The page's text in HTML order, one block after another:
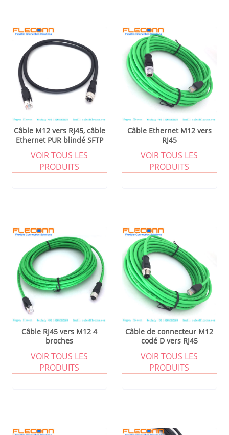
Câble M12 vers RJ45, câble
Ethernet PUR blindé SFTP
24AWG 26AWG à 4 paires
VOIR TOUS LES
PRODUITS
Câble Ethernet M12 vers
RJ45
VOIR TOUS LES
PRODUITS
Câble RJ45 vers M12 4
broches
VOIR TOUS LES
PRODUITS
Câble de connecteur M12
codé D vers RJ45
VOIR TOUS LES
PRODUITS